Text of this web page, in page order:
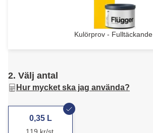
Kulörprov - Fulltäckande
2. Välj antal
Hur mycket ska jag använda?
0,35 L